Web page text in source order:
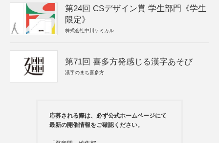
第24回 CSデザイン賞 学生部門《学生
限定》
株式会社中川ケミカル
第71回 喜多方発感じる漢字あそび
漢字のまち喜多方
応募される際は、必ず公式ホームページにて
最新の開催情報をご確認ください。